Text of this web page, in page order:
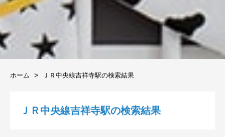
ホーム ＪＲ中央線吉祥寺駅の検索結果
ＪＲ中央線吉祥寺駅の検索結果